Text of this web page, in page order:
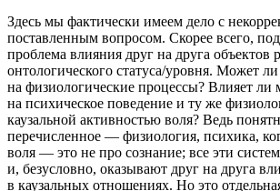
Здесь мы фактически имеем дело с
поставленным вопросом. Скорее всего,
проблема влияния друг на друга объектов
онтологического статуса/уровня. Может
на физиологические процессы? Влияет
на психическое поведение и ту же
каузальной активностью воля? Ведь
перечисленное — физиология, психика,
воля — это не про сознание; все эти
и, безусловно, оказывают друг на друга
в каузальных отношениях. Но это